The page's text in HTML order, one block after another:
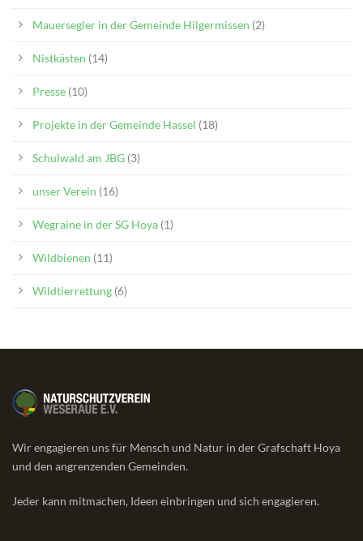
Mauersegler in der Gemeinde Hilgermissen (2)
Nistkästen (14)
Presse (10)
Projekte in der Gemeinde Hassel (18)
Schulwald am JBG (3)
unser Verein (16)
Wegraine in der SG Hoya (1)
Wildbienen (11)
Wildtierrettung (6)
Wir engagieren uns für Mensch und Natur in der Grafschaft Hoya
und den angrenzenden Gemeinden.
Jeder kann mitmachen, Ideen einbringen und sich engagieren.